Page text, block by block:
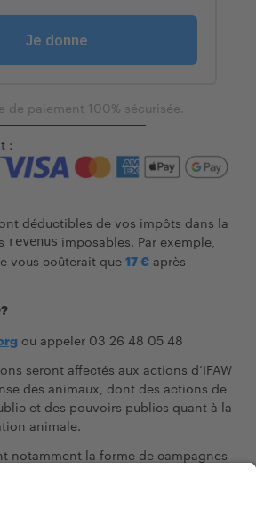
de paiement 100% sécurisée.
:
déductibles de vos impôts dans la
revenus imposables. Par exemple,
vous coûterait que 17 € après
ou appeler 03 26 48 05 48
seront affectés aux actions d’IFAW
des animaux, dont des actions de
et des pouvoirs publics quant à la
animale.
notamment la forme de campagnes
ou plusieurs espèces animales, des